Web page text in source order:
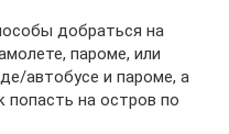
добраться на
пароме, или
автобусе и пароме, а
попасть на остров по